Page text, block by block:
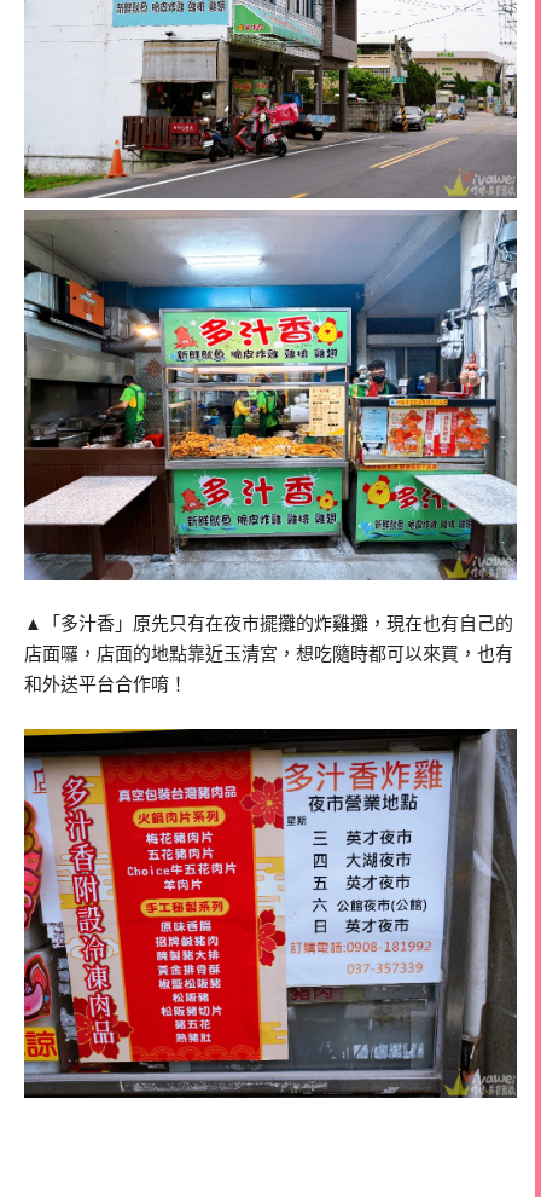
▲「多汁香」原先只有在夜市擺攤的炸雞攤，現在也有自己的
店面囉，店面的地點靠近玉清宮，想吃隨時都可以來買，也有
和外送平台合作唷！